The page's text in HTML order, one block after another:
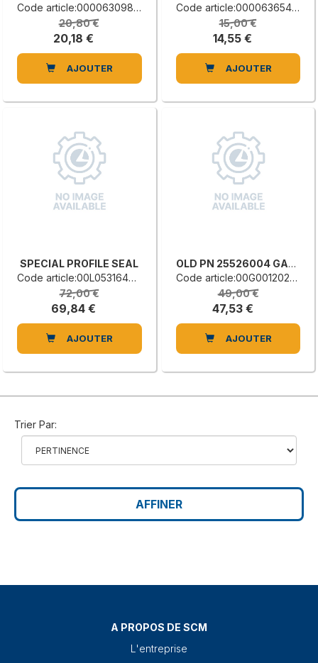
Code article:0000630985C
20,80 €
20,18 €
AJOUTER
Code article:0000636549E
15,00 €
14,55 €
AJOUTER
SPECIAL PROFILE SEAL
Code article:00L0531646D
72,00 €
69,84 €
AJOUTER
OLD PN 25526004 GASKET, PVC, TRANSPARENT
Code article:00G0012022H
49,00 €
47,53 €
AJOUTER
Trier Par:
AFFINER
A PROPOS DE SCM
L'entreprise